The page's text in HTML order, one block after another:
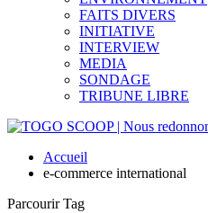
FAITS DIVERS
INITIATIVE
INTERVIEW
MEDIA
SONDAGE
TRIBUNE LIBRE
Accueil
e-commerce international
Parcourir Tag